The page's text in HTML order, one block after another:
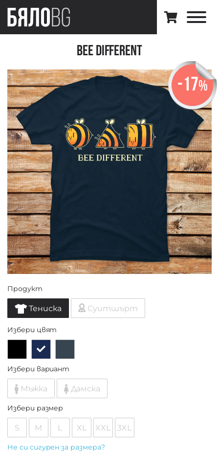
Bee Different
-17%
Продукт
Тениска Суитшърт
Избери цвят
Избери вариант
Мъжка Дамска
Избери размер
S M L XL XXL 3XL
Не си сигурен за размера?